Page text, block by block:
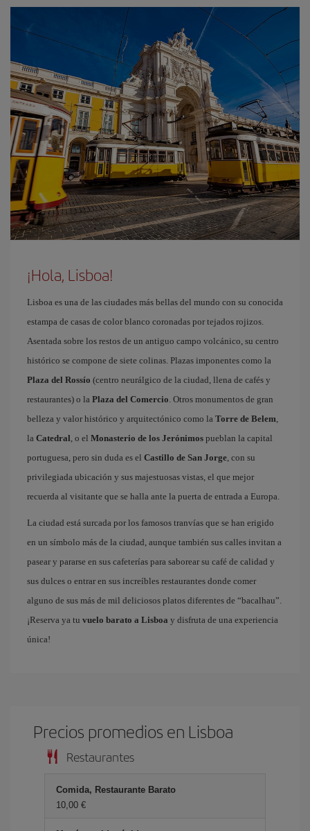
¡Hola, Lisboa!
Lisboa es una de las ciudades más bellas del mundo con su conocida
estampa de casas de color blanco coronadas por tejados rojizos.
Asentada sobre los restos de un antiguo campo volcánico, su centro
histórico se compone de siete colinas. Plazas imponentes como la
Plaza del Rossío (centro neurálgico de la ciudad, llena de cafés y
restaurantes) o la Plaza del Comercio. Otros monumentos de gran
belleza y valor histórico y arquitectónico como la Torre de Belem,
la Catedral, o el Monasterio de los Jerónimos pueblan la capital
portuguesa, pero sin duda es el Castillo de San Jorge, con su
privilegiada ubicación y sus majestuosas vistas, el que mejor
recuerda al visitante que se halla ante la puerta de entrada a Europa.
La ciudad está surcada por los famosos tranvías que se han erigido
en un símbolo más de la ciudad, aunque también sus calles invitan a
pasear y pararse en sus cafeterías para saborear su café de calidad y
sus dulces o entrar en sus increíbles restaurantes donde comer
alguno de sus más de mil deliciosos platos diferentes de “bacalhau”.
¡Reserva ya tu vuelo barato a Lisboa y disfruta de una experiencia
única!
Precios promedios en Lisboa
Restaurantes
Comida, Restaurante Barato
10,00 €